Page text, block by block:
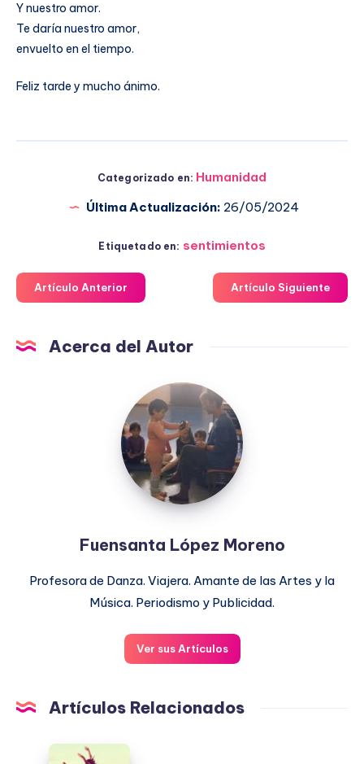
Y nuestro amor.
Te daría nuestro amor,
envuelto en el tiempo.
Feliz tarde y mucho ánimo.
Categorizado en: Humanidad
Última Actualización: 26/05/2024
Etiquetado en: sentimientos
Artículo Anterior Artículo Siguiente
Acerca del Autor
Fuensanta
López
Moreno
Fuensanta López Moreno
Profesora de Danza. Viajera. Amante de las Artes y la
Música. Periodismo y Publicidad.
Ver sus Artículos
Artículos Relacionados
Buenos